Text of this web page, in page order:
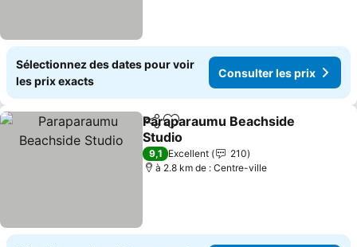
Sélectionnez des dates pour voir
les prix exacts
Consulter les prix
PartagerAjouter à mes favoris
Paraparaumu Beachside
Studio
Consulter les prix
9,1 Excellent
210
à 2.8 km de : Centre-ville